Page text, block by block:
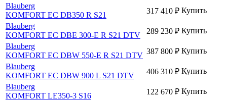
Blauberg
KOMFORT EC DB350 R S21
317 410 ₽ Купить
Blauberg
KOMFORT EC DBE 300-E R S21 DTV
289 230 ₽ Купить
Blauberg
KOMFORT EC DBW 550-E R S21 DTV 387 800 ₽ Купить
Blauberg
KOMFORT EC DBW 900 L S21 DTV
406 310 ₽ Купить
Blauberg
KOMFORT LE350-3 S16
122 670 ₽ Купить